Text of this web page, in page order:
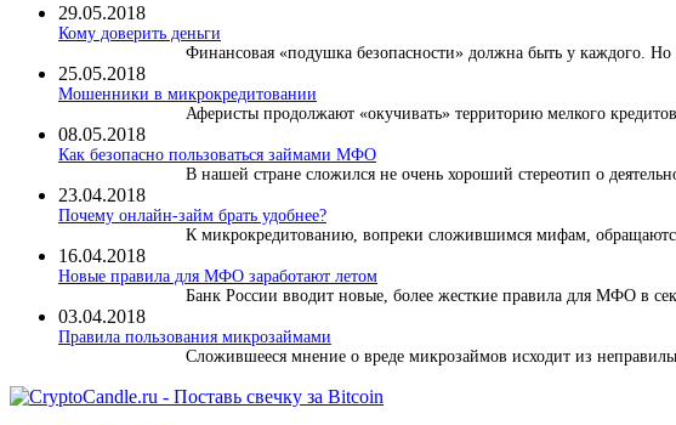
29.05.2018
Кому доверить деньги
Финансовая «подушка безопасности» должна быть у каждого. Но
25.05.2018
Мошенники в микрокредитовании
Аферисты продолжают «окучивать» территорию мелкого
08.05.2018
Как безопасно пользоваться займами МФО
В нашей стране сложился не очень хороший стереотип о
23.04.2018
Почему онлайн-займ брать удобнее?
К микрокредитованию, вопреки сложившимся мифам,
16.04.2018
Новые правила для МФО заработают летом
Банк России вводит новые, более жесткие правила для МФО в
03.04.2018
​Правила пользования микрозаймами
Сложившееся мнение о вреде микрозаймов исходит из